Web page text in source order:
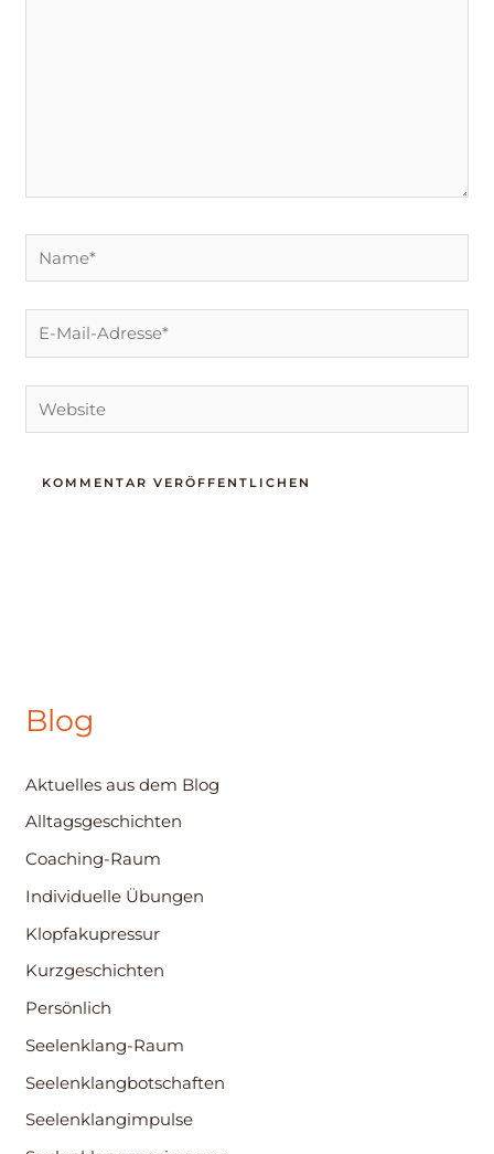
Name*
E-
Mail-
Adresse*
Website
Blog
Aktuelles aus dem Blog
Alltagsgeschichten
Coaching-Raum
Individuelle Übungen
Klopfakupressur
Kurzgeschichten
Persönlich
Seelenklang-Raum
Seelenklangbotschaften
Seelenklangimpulse